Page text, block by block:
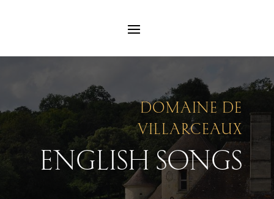
DOMAINE DE
VILLARCEAUX
ENGLISH SONGS